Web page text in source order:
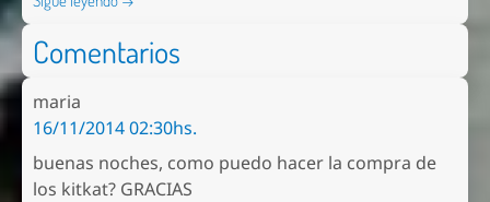
Comentarios
maria
16/11/2014 02:30hs.
buenas noches, como puedo hacer la compra de
los kitkat? GRACIAS